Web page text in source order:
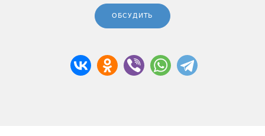
ОБСУДИТЬ